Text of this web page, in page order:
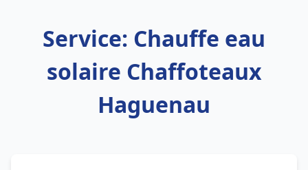
Service: Chauffe eau
solaire Chaffoteaux
Haguenau